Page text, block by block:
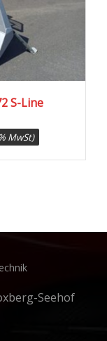
S-Line
MwSt)
Seehof